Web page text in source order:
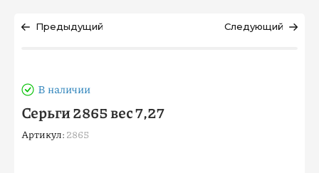
Предыдущий Следующий
В наличии
Серьги 2865 вес 7,27
Артикул: 2865